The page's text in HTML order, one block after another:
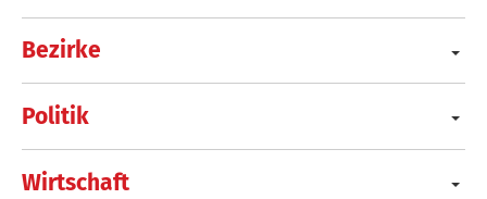
Bezirke
Politik
Wirtschaft